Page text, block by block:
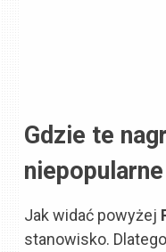
Gdzie te
Jak widać powyżej
stanowisko.